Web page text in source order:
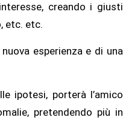
creando i giusti
etc. etc.
esperienza e di una
ipotesi, porterà l’amico
pretendendo più in